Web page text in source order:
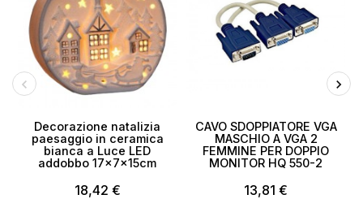
Decorazione natalizia
paesaggio in ceramica
bianca a Luce LED
addobbo 17x7x15cm
18,42 €
CAVO SDOPPIATORE VGA
MASCHIO A VGA 2
FEMMINE PER DOPPIO
MONITOR HQ 550-2
13,81 €